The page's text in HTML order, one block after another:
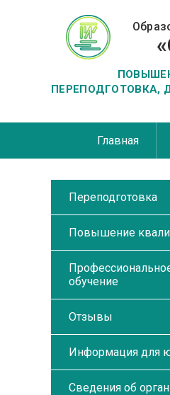
ПЕРЕПОДГОТОВКА,
Главная
Переподготовка
Повышение
обучение
Отзывы
Информация для
Сведения об